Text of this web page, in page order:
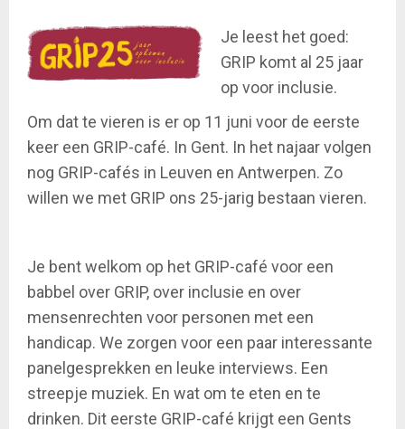
Je leest het goed:
GRIP komt al 25 jaar
op voor inclusie.
Om dat te vieren is er op 11 juni voor de eerste
keer een GRIP-café. In Gent. In het najaar volgen
nog GRIP-cafés in Leuven en Antwerpen. Zo
willen we met GRIP ons 25-jarig bestaan vieren.
Je bent welkom op het GRIP-café voor een
babbel over GRIP, over inclusie en over
mensenrechten voor personen met een
handicap. We zorgen voor een paar interessante
panelgesprekken en leuke interviews. Een
streepje muziek. En wat om te eten en te
drinken. Dit eerste GRIP-café krijgt een Gents